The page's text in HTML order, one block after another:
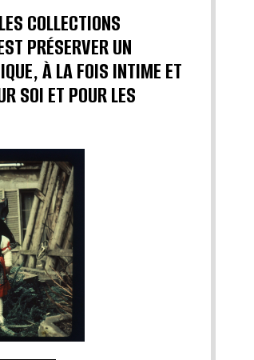
COLLECTIONS
PRÉSERVER UN
À LA FOIS INTIME ET
SOI ET POUR LES